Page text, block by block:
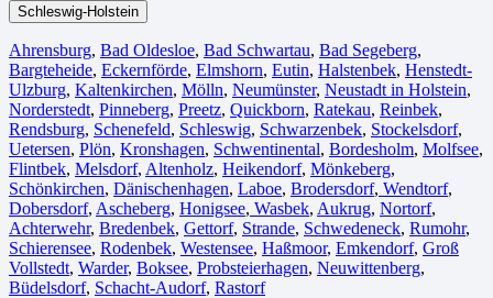
Schleswig-Holstein
Ahrensburg, Bad Oldesloe, Bad Schwartau, Bad Segeberg,
Bargteheide, Eckernförde, Elmshorn, Eutin, Halstenbek, Henstedt-
Ulzburg, Kaltenkirchen, Mölln, Neumünster, Neustadt in Holstein,
Norderstedt, Pinneberg, Preetz, Quickborn, Ratekau, Reinbek,
Rendsburg, Schenefeld, Schleswig, Schwarzenbek, Stockelsdorf,
Uetersen, Plön, Kronshagen, Schwentinental, Bordesholm, Molfsee,
Flintbek, Melsdorf, Altenholz, Heikendorf, Mönkeberg,
Schönkirchen, Dänischenhagen, Laboe, Brodersdorf, Wendtorf,
Dobersdorf, Ascheberg, Honigsee, Wasbek, Aukrug, Nortorf,
Achterwehr, Bredenbek, Gettorf, Strande, Schwedeneck, Rumohr,
Schierensee, Rodenbek, Westensee, Haßmoor, Emkendorf, Groß
Vollstedt, Warder, Boksee, Probsteierhagen, Neuwittenberg,
Büdelsdorf, Schacht-Audorf, Rastorf